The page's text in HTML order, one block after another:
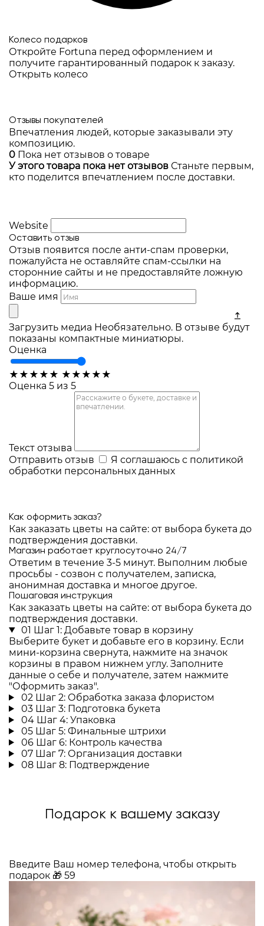
Колесо подарков
Откройте Fortuna перед оформлением и
получите гарантированный подарок к заказу.
Открыть колесо
Отзывы покупателей
Впечатления людей, которые заказывали эту
композицию.
0 Пока нет отзывов о товаре
У этого товара пока нет отзывов Станьте первым,
кто поделится впечатлением после доставки.
Website
Оставить отзыв
Отзыв появится после анти-спам проверки,
пожалуйста не оставляйте спам-ссылки на
сторонние сайты и не предоставляйте ложную
информацию.
Ваше имя
Загрузить медиа Необязательно. В отзыве будут
показаны компактные миниатюры.
Оценка
★ ★ ★ ★ ★ ★ ★ ★ ★ ★
Оценка 5 из 5
Текст отзыва
Отправить отзыв
Я соглашаюсь с политикой
обработки персональных данных
Как оформить заказ?
Как заказать цветы на сайте: от выбора букета до
подтверждения доставки.
Магазин работает круглосуточно 24/7
Ответим в течение 3-5 минут. Выполним любые
просьбы - созвон с получателем, записка,
анонимная доставка и многое другое.
Пошаговая инструкция
Как заказать цветы на сайте: от выбора букета до
подтверждения доставки.
01 Шаг 1: Добавьте товар в корзину
Выберите букет и добавьте его в корзину. Если
мини-корзина свернута, нажмите на значок
корзины в правом нижнем углу. Заполните
данные о себе и получателе, затем нажмите
"Оформить заказ".
02 Шаг 2: Обработка заказа флористом
03 Шаг 3: Подготовка букета
04 Шаг 4: Упаковка
05 Шаг 5: Финальные штрихи
06 Шаг 6: Контроль качества
07 Шаг 7: Организация доставки
08 Шаг 8: Подтверждение
Подарок к вашему заказу
Введите Ваш номер телефона, чтобы открыть
подарок 🎁 59